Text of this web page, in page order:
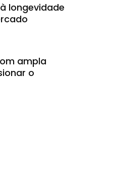
longevidade
ampla
o